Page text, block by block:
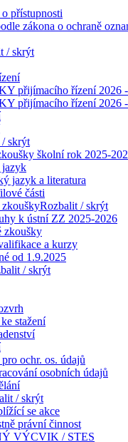
přístupnosti
zákona o ochraně
/ skrýt
přijímacího řízení 2026
přijímacího řízení 2026
skrýt
školní rok 2025-
jazyk a literatura
části
zkouškyRozbalit / skrýt
k ústní ZZ 2025-2026
zkoušky
a kurzy
od 1.9.2025
/ skrýt
stažení
ochr. os. údajů
osobních údajů
/ skrýt
se akce
právní činnost
VÝCVIK / STES